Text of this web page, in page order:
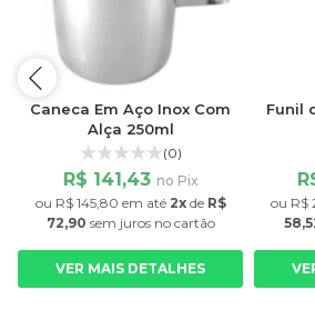
Caneca Em Aço Inox Com
Alça 250ml
(0)
R$ 141,43 no Pix
ou R$ 145,80 em até 2xde R$
72,90 sem jurosno cartão
VER MAIS DETALHES
Funil
ou R$